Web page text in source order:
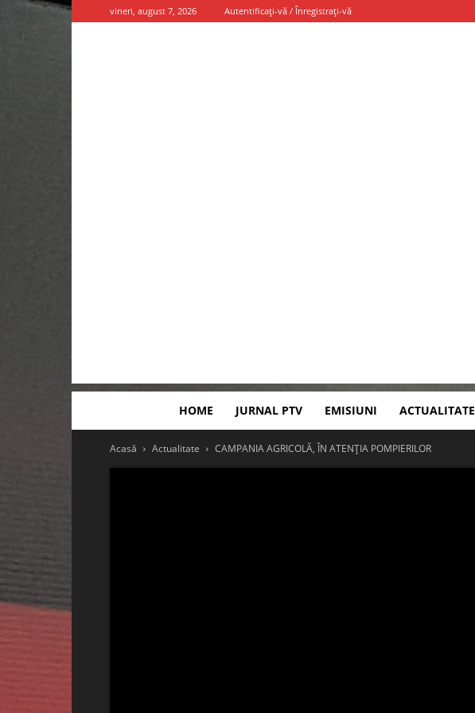
vineri, august 7, 2026 Autentificați-vă / Înregistrați-vă
HOME JURNAL PTV EMISIUNI ACTUALITATE
Acasă Actualitate CAMPANIA AGRICOLĂ, ÎN ATENȚIA POMPIERILOR